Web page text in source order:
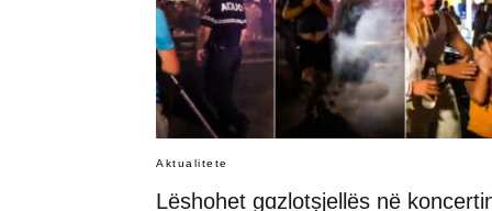
Aktualitete
Lëshohet gɑzlotṣjellës në